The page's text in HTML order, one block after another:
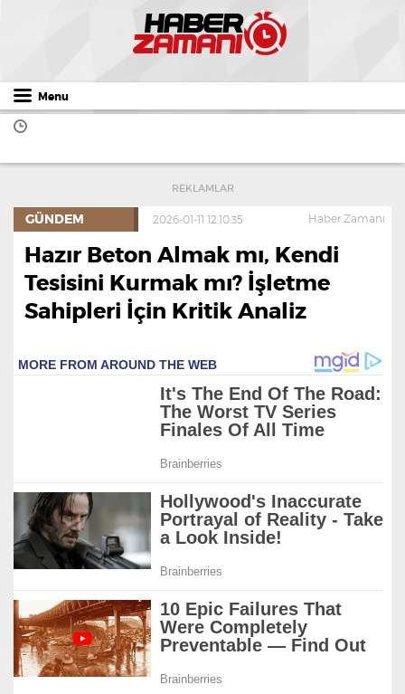
Menu
REKLAMLAR
GÜNDEM 2026-01-11 12:10:35 Haber Zamanı
Hazır Beton Almak mı, Kendi
Tesisini Kurmak mı? İşletme
Sahipleri İçin Kritik Analiz